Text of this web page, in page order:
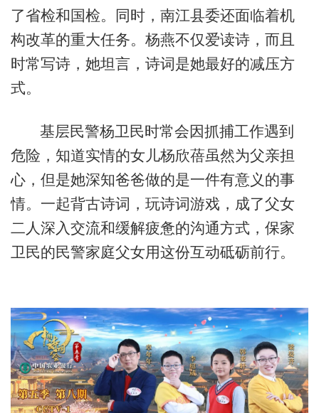
了省检和国检。同时，南江县委还面临着机
构改革的重大任务。杨燕不仅爱读诗，而且
时常写诗，她坦言，诗词是她最好的减压方
式。
基层民警杨卫民时常会因抓捕工作遇到
危险，知道实情的女儿杨欣蓓虽然为父亲担
心，但是她深知爸爸做的是一件有意义的事
情。一起背古诗词，玩诗词游戏，成了父女
二人深入交流和缓解疲惫的沟通方式，保家
卫民的民警家庭父女用这份互动砥砺前行。